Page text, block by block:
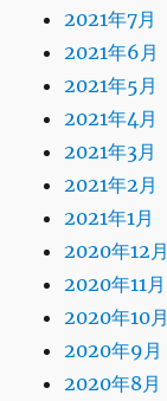
2021年7月
2021年6月
2021年5月
2021年4月
2021年3月
2021年2月
2021年1月
2020年12月
2020年11月
2020年10月
2020年9月
2020年8月